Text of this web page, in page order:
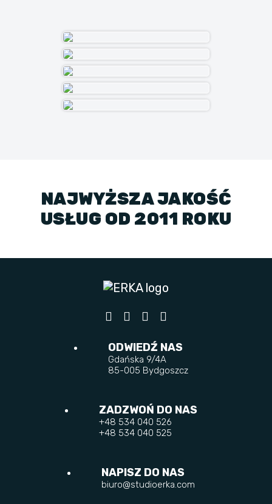
NAJWYŻSZA JAKOŚĆ
USŁUG OD 2011 ROKU
ODWIEDŹ NAS
Gdańska 9/4A
85-005 Bydgoszcz
ZADZWOŃ DO NAS
+48 534 040 526
+48 534 040 525
NAPISZ DO NAS
biuro@studioerka.com